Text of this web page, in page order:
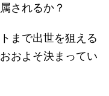
されるか？
まで出世を狙える
およそ決まってい